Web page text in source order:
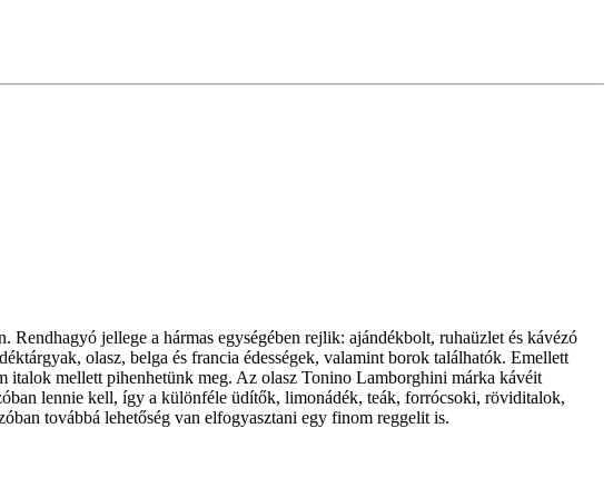
jellege a hármas egységében rejlik: ajándékbolt, ruhaüzlet és kávézó
olasz, belga és francia édességek, valamint borok találhatók. Emellett
mellett pihenhetünk meg. Az olasz Tonino Lamborghini márka kávéit
lennie kell, így a különféle üdítők, limonádék, teák, forrócsoki, röviditalok,
továbbá lehetőség van elfogyasztani egy finom reggelit is.